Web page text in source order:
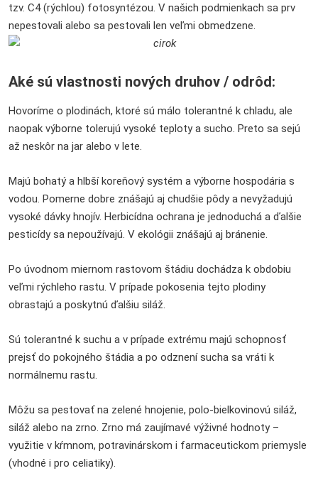
tzv. C4 (rýchlou) fotosyntézou. V našich podmienkach sa prv
nepestovali alebo sa pestovali len veľmi obmedzene.
Aké sú vlastnosti nových druhov / odrôd:
Hovoríme o plodinách, ktoré sú málo tolerantné k chladu, ale
naopak výborne tolerujú vysoké teploty a sucho. Preto sa sejú
až neskôr na jar alebo v lete.
Majú bohatý a hlbší koreňový systém a výborne hospodária s
vodou. Pomerne dobre znášajú aj chudšie pôdy a nevyžadujú
vysoké dávky hnojív. Herbicídna ochrana je jednoduchá a ďalšie
pesticídy sa nepoužívajú. V ekológii znášajú aj bránenie.
Po úvodnom miernom rastovom štádiu dochádza k obdobiu
veľmi rýchleho rastu. V prípade pokosenia tejto plodiny
obrastajú a poskytnú ďalšiu siláž.
Sú tolerantné k suchu a v prípade extrému majú schopnosť
prejsť do pokojného štádia a po odznení sucha sa vráti k
normálnemu rastu.
Môžu sa pestovať na zelené hnojenie, polo-bielkovinovú siláž,
siláž alebo na zrno. Zrno má zaujímavé výživné hodnoty –
využitie v kŕmnom, potravinárskom i farmaceutickom priemysle
(vhodné i pro celiatiky).